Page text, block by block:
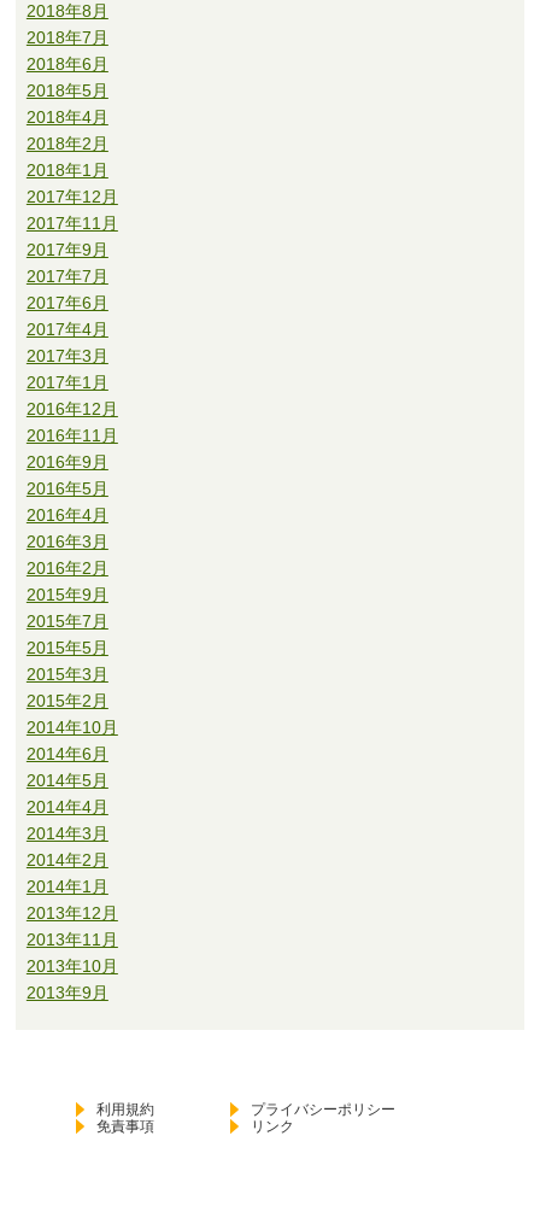
2018年8月
2018年7月
2018年6月
2018年5月
2018年4月
2018年2月
2018年1月
2017年12月
2017年11月
2017年9月
2017年7月
2017年6月
2017年4月
2017年3月
2017年1月
2016年12月
2016年11月
2016年9月
2016年5月
2016年4月
2016年3月
2016年2月
2015年9月
2015年7月
2015年5月
2015年3月
2015年2月
2014年10月
2014年6月
2014年5月
2014年4月
2014年3月
2014年2月
2014年1月
2013年12月
2013年11月
2013年10月
2013年9月
利用規約
プライバシーポリシー
免責事項
リンク